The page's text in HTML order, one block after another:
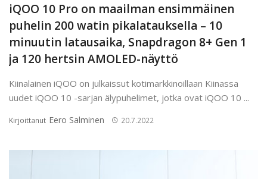
iQOO 10 Pro on maailman ensimmäinen
puhelin 200 watin pikalatauksella – 10
minuutin latausaika, Snapdragon 8+ Gen 1
ja 120 hertsin AMOLED-näyttö
Kiinalainen iQOO on julkaissut kotimarkkinoillaan Kiinassa
uudet iQOO 10 -sarjan älypuhelimet, jotka ovat iQOO 10 ...
Kirjoittanut Eero Salminen 20.7.2022